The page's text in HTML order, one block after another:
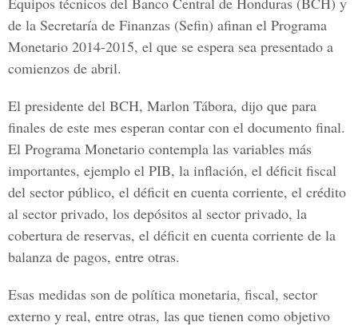
de la Secretaría de Finanzas (Sefin) afinan el Programa
Monetario 2014-2015, el que se espera sea presentado a
comienzos de abril.
El presidente del BCH, Marlon Tábora, dijo que para
finales de este mes esperan contar con el documento final.
El Programa Monetario contempla las variables más
importantes, ejemplo el PIB, la inflación, el déficit fiscal
del sector público, el déficit en cuenta corriente, el crédito
al sector privado, los depósitos al sector privado, la
cobertura de reservas, el déficit en cuenta corriente de la
balanza de pagos, entre otras.
Esas medidas son de política monetaria, fiscal, sector
externo y real, entre otras, las que tienen como objetivo